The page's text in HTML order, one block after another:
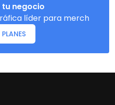
tu negocio
líder para merch